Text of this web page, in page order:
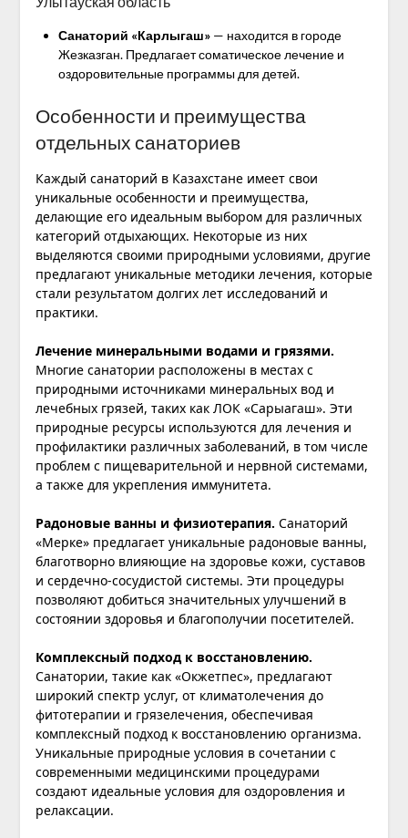
Санаторий «Карлыгаш»— находится в городе
Жезказган. Предлагает соматическое лечение и
оздоровительные программы для детей.
Особенности и преимущества
отдельных санаториев
Каждый санаторий в Казахстане имеет свои
уникальные особенности и преимущества,
делающие его идеальным выбором для различных
категорий отдыхающих. Некоторые из них
выделяются своими природными условиями, другие
предлагают уникальные методики лечения, которые
стали результатом долгих лет исследований и
практики.
Лечение минеральными водами и грязями.
Многие санатории расположены в местах с
природными источниками минеральных вод и
лечебных грязей, таких как ЛОК «Сарыагаш». Эти
природные ресурсы используются для лечения и
профилактики различных заболеваний, в том числе
проблем с пищеварительной и нервной системами,
а также для укрепления иммунитета.
Радоновые ванны и физиотерапия. Санаторий
«Мерке» предлагает уникальные радоновые ванны,
благотворно влияющие на здоровье кожи, суставов
и сердечно-сосудистой системы. Эти процедуры
позволяют добиться значительных улучшений в
состоянии здоровья и благополучии посетителей.
Комплексный подход к восстановлению.
Санатории, такие как «Окжетпес», предлагают
широкий спектр услуг, от климатолечения до
фитотерапии и грязелечения, обеспечивая
комплексный подход к восстановлению организма.
Уникальные природные условия в сочетании с
современными медицинскими процедурами
создают идеальные условия для оздоровления и
релаксации.